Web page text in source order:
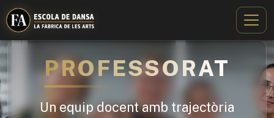
PROFESSORAT
Un equip docent amb trajectòria